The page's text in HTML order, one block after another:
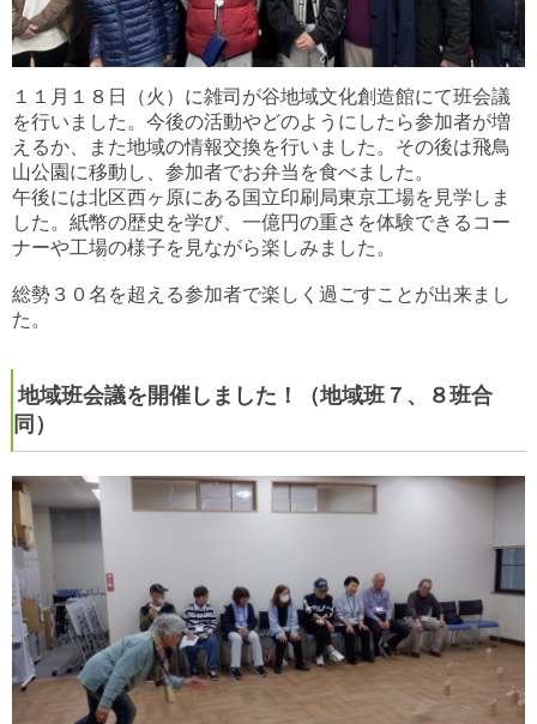
１１月１８日（火）に雑司が谷地域文化創造館にて班会議
を行いました。 今後の活動やどのようにしたら参加者が増
えるか、また地域の情報交換を行いました。 その後は飛鳥
山公園に移動し、参加者でお弁当を食べました。
午後には北区西ヶ原にある国立印刷局東京工場を見学しま
した。紙幣の歴史を学び、一億円の重さを体験できるコー
ナーや工場の様子を見ながら楽しみました。
総勢３０名を超える参加者で楽しく過ごすことが出来まし
た。
地域班会議を開催しました！（地域班７、８班合
同）